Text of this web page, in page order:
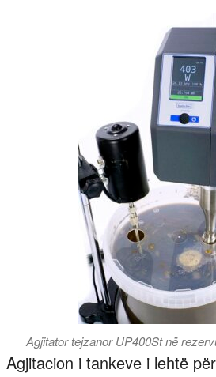
Agjitator tejzanor UP400St në
Agjitacion i tankeve i lehtë